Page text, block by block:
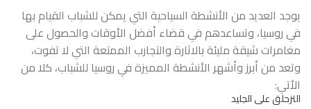
يوجد العديد من الأنشطة السياحية التي يمكن للشباب القيام بها
في روسيا، وتساعدهم في قضاء أفضل الأوقات والحصول على
مغامرات شيقة مليئة بالاثارة والتجارب الممتعة التي لا تفوت،
وتعد من أبرز وأشهر الأنشطة المميزة في روسيا للشباب، كلا من
الأتي:
التزحلق على الجليد